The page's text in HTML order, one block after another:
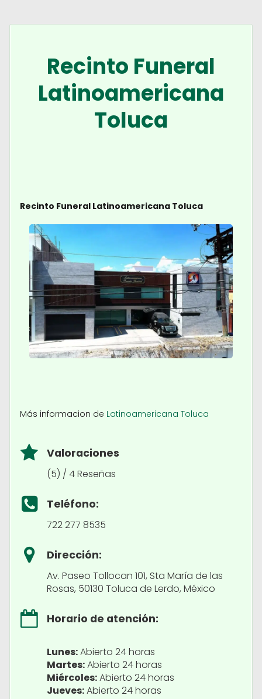
Recinto Funeral
Latinoamericana
Toluca
Recinto Funeral Latinoamericana Toluca
Más informacion de Latinoamericana Toluca
Valoraciones
(5) / 4 Reseñas
Teléfono:
722 277 8535
Dirección:
Av. Paseo Tollocan 101, Sta María de las
Rosas, 50130 Toluca de Lerdo, México
Horario de atención:
Lunes:Abierto 24 horas
Martes:Abierto 24 horas
Miércoles:Abierto 24 horas
Jueves:Abierto 24 horas